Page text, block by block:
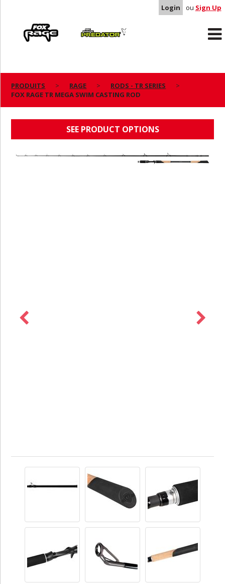
Login ou Sign Up
Predator
PRODUITS RAGE
RODS - TR SERIES
FOX RAGE TR MEGA SWIM CASTING ROD
SEE PRODUCT OPTIONS